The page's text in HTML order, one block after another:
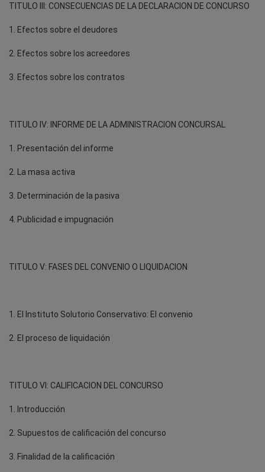
TITULO III: CONSECUENCIAS DE LA DECLARACION DE CONCURSO
1. Efectos sobre el deudores
2. Efectos sobre los acreedores
3. Efectos sobre los contratos
TITULO IV: INFORME DE LA ADMINISTRACION CONCURSAL
1. Presentación del informe
2. La masa activa
3. Determinación de la pasiva
4. Publicidad e impugnación
TITULO V: FASES DEL CONVENIO O LIQUIDACION
1. El Instituto Solutorio Conservativo: El convenio
2. El proceso de liquidación
TITULO VI: CALIFICACION DEL CONCURSO
1. Introducción
2. Supuestos de calificación del concurso
3. Finalidad de la calificación